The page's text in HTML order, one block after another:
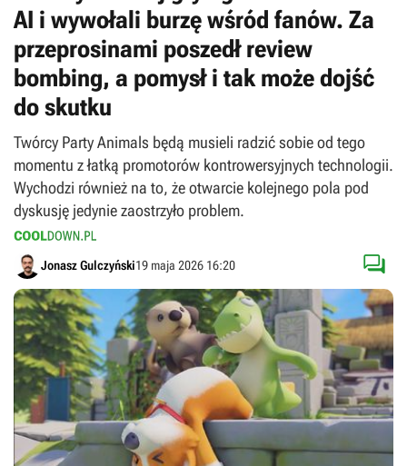
AI i wywołali burzę wśród fanów. Za
przeprosinami poszedł review
bombing, a pomysł i tak może dojść
do skutku
Twórcy Party Animals będą musieli radzić sobie od tego
momentu z łatką promotorów kontrowersyjnych technologii.
Wychodzi również na to, że otwarcie kolejnego pola pod
dyskusję jedynie zaostrzyło problem.
Jonasz Gulczyński19 maja 2026 16:20 